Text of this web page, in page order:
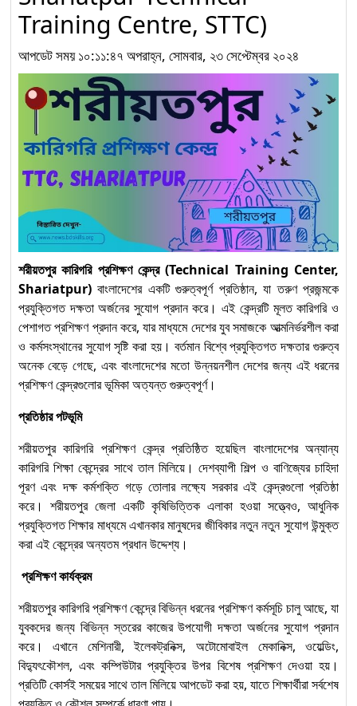
নির্মাণ খাতে দক্ষ মানবসম্পদ গঠনে
‘Electrical Installation
and Maintenance for
Construction’ লেভেল-৩
কম্পিটেন্সি স্ট্যান্ডার্ডস
৮
নির্মাণ খাতে দক্ষ জনশক্তি গঠনে
“Plumbing” অকুপেশন
Level-3: Competency
Standards অনুযায়ী নতুন
দিগন্ত
৯
“Solar Electrical
System Installation
and Maintenance”
অকুপেশনে Competency
Standards অনুযায়ী Level-2
১০
Installation and
Maintenance (Level-1) :
Competency Standards
অনুযায়ী দক্ষতা উন্নয়নের প্রথম ধাপ
Training Centre, STTC)
আপডেট সময় ১০:১১:৪৭ অপরাহ্ন, সোমবার, ২৩ সেপ্টেম্বর ২০২৪
শরীয়তপুর কারিগরি প্রশিক্ষণ কেন্দ্র (Technical Training Center,
Shariatpur)বাংলাদেশের একটি গুরুত্বপূর্ণ প্রতিষ্ঠান, যা তরুণ প্রজন্মকে
প্রযুক্তিগত দক্ষতা অর্জনের সুযোগ প্রদান করে। এই কেন্দ্রটি মূলত কারিগরি ও
পেশাগত প্রশিক্ষণ প্রদান করে, যার মাধ্যমে দেশের যুব সমাজকে আত্মনির্ভরশীল করা
ও কর্মসংস্থানের সুযোগ সৃষ্টি করা হয়। বর্তমান বিশ্বে প্রযুক্তিগত দক্ষতার গুরুত্ব
অনেক বেড়ে গেছে, এবং বাংলাদেশের মতো উন্নয়নশীল দেশের জন্য এই ধরনের
প্রশিক্ষণ কেন্দ্রগুলোর ভূমিকা অত্যন্ত গুরুত্বপূর্ণ।
প্রতিষ্ঠার পটভূমি
শরীয়তপুর কারিগরি প্রশিক্ষণ কেন্দ্র প্রতিষ্ঠিত হয়েছিল বাংলাদেশের অন্যান্য
কারিগরি শিক্ষা কেন্দ্রের সাথে তাল মিলিয়ে। দেশব্যাপী শিল্প ও বাণিজ্যের চাহিদা
পূরণ এবং দক্ষ কর্মশক্তি গড়ে তোলার লক্ষ্যে সরকার এই কেন্দ্রগুলো প্রতিষ্ঠা
করে। শরীয়তপুর জেলা একটি কৃষিভিত্তিক এলাকা হওয়া সত্ত্বেও, আধুনিক
প্রযুক্তিগত শিক্ষার মাধ্যমে এখানকার মানুষদের জীবিকার নতুন নতুন সুযোগ উন্মুক্ত
করা এই কেন্দ্রের অন্যতম প্রধান উদ্দেশ্য।
প্রশিক্ষণ কার্যক্রম
শরীয়তপুর কারিগরি প্রশিক্ষণ কেন্দ্রে বিভিন্ন ধরনের প্রশিক্ষণ কর্মসূচি চালু আছে, যা
যুবকদের জন্য বিভিন্ন স্তরের কাজের উপযোগী দক্ষতা অর্জনের সুযোগ প্রদান
করে। এখানে মেশিনারী, ইলেকট্রনিক্স, অটোমোবাইল মেকানিক্স, ওয়েল্ডিং,
বিদ্যুৎকৌশল, এবং কম্পিউটার প্রযুক্তির উপর বিশেষ প্রশিক্ষণ দেওয়া হয়।
প্রতিটি কোর্সই সময়ের সাথে তাল মিলিয়ে আপডেট করা হয়, যাতে শিক্ষার্থীরা সর্বশেষ